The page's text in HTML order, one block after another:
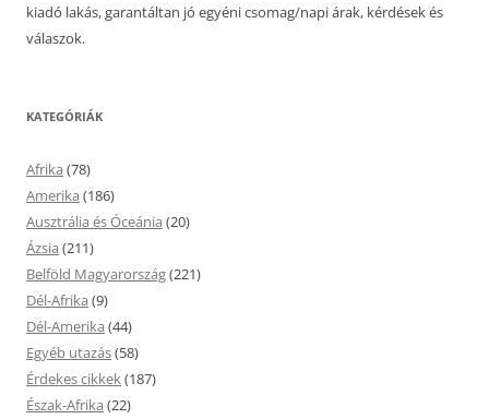
kiadó lakás, garantáltan jó egyéni csomag/napi árak, kérdések és
válaszok.
KATEGÓRIÁK
Afrika (78)
Amerika (186)
Ausztrália és Óceánia (20)
Ázsia (211)
Belföld Magyarország(221)
Dél-Afrika (9)
Dél-Amerika (44)
Egyéb utazás(58)
Érdekes cikkek(187)
Észak-Afrika (22)